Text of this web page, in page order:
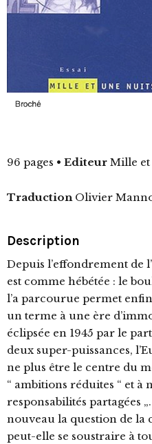
96 pages • Editeur Mille et
TraductionOlivier
Description
Depuis l’effondrement de
est comme hébétée : le
l’a parcourue permet
un terme à une ère
éclipsée en 1945 par le
deux super-puissances,
ne plus être le centre du
“ ambitions réduites “ et à
responsabilités partagées
nouveau la question de
peut-elle se soustraire à